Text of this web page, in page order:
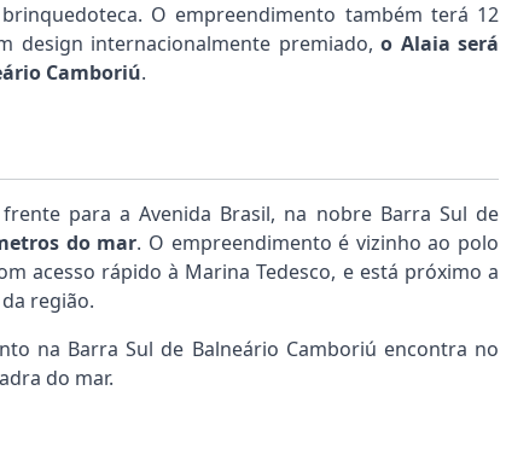
O empreendimento também terá 12
design internacionalmente premiado,o Alaia será
Camboriú.
para a Avenida Brasil, na nobre Barra Sul de
do mar. O empreendimento é vizinho ao polo
acesso rápido à Marina Tedesco, e está próximo a
região.
na Barra Sul de Balneário Camboriú encontra no
do mar.